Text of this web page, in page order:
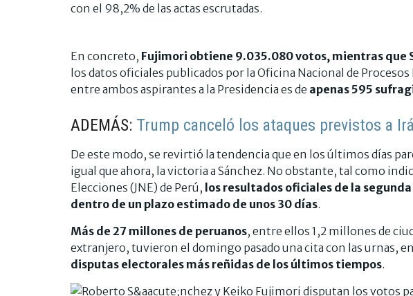
con el 98,2% de las actas escrutadas.
En concreto, Fujimori obtiene 9.035.080 votos, mientras que
los datos oficiales publicados por la Oficina Nacional de
entre ambos aspirantes a la Presidencia es de apenas 595
ADEMÁS: Trump canceló los ataques previstos a
De este modo, se revirtió la tendencia que en los últimos días
igual que ahora, la victoria a Sánchez. No obstante, tal como
Elecciones (JNE) de Perú, los resultados oficiales de la
dentro de un plazo estimado de unos 30 días.
Más de 27 millones de peruanos, entre ellos 1,2 millones de
extranjero, tuvieron el domingo pasado una cita con las urnas,
disputas electorales más reñidas de los últimos tiempos.